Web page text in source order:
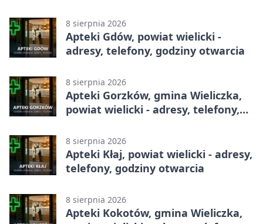
8 sierpnia 2026
Apteki Gdów, powiat wielicki -
adresy, telefony, godziny otwarcia
8 sierpnia 2026
Apteki Gorzków, gmina Wieliczka,
powiat wielicki - adresy, telefony,
8 sierpnia 2026
Apteki Kłaj, powiat wielicki - adresy,
telefony, godziny otwarcia
8 sierpnia 2026
Apteki Kokotów, gmina Wieliczka,